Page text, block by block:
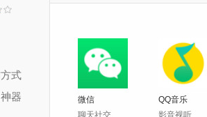
微信
聊天社交
QQ音乐
影音视听
式
器